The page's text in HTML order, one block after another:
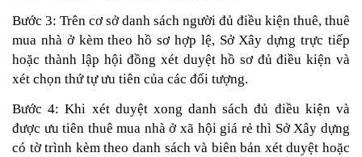
Bước 3: Trên cơ sở danh sách người đủ điều kiện thuê, thuê
mua nhà ở kèm theo hồ sơ hợp lệ, Sở Xây dựng trực tiếp
hoặc thành lập hội đồng xét duyệt hồ sơ đủ điều kiện và
xét chọn thứ tự ưu tiên của các đối tượng.
Bước 4: Khi xét duyệt xong danh sách đủ điều kiện và
được ưu tiên thuê mua nhà ở xã hội giá rẻ thì Sở Xây dựng
có tờ trình kèm theo danh sách và biên bản xét duyệt hoặc